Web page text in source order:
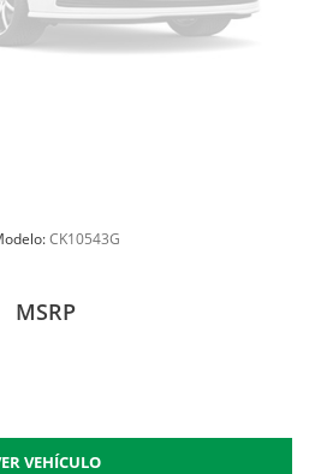
CK10543G
MSRP
VEHÍCULO